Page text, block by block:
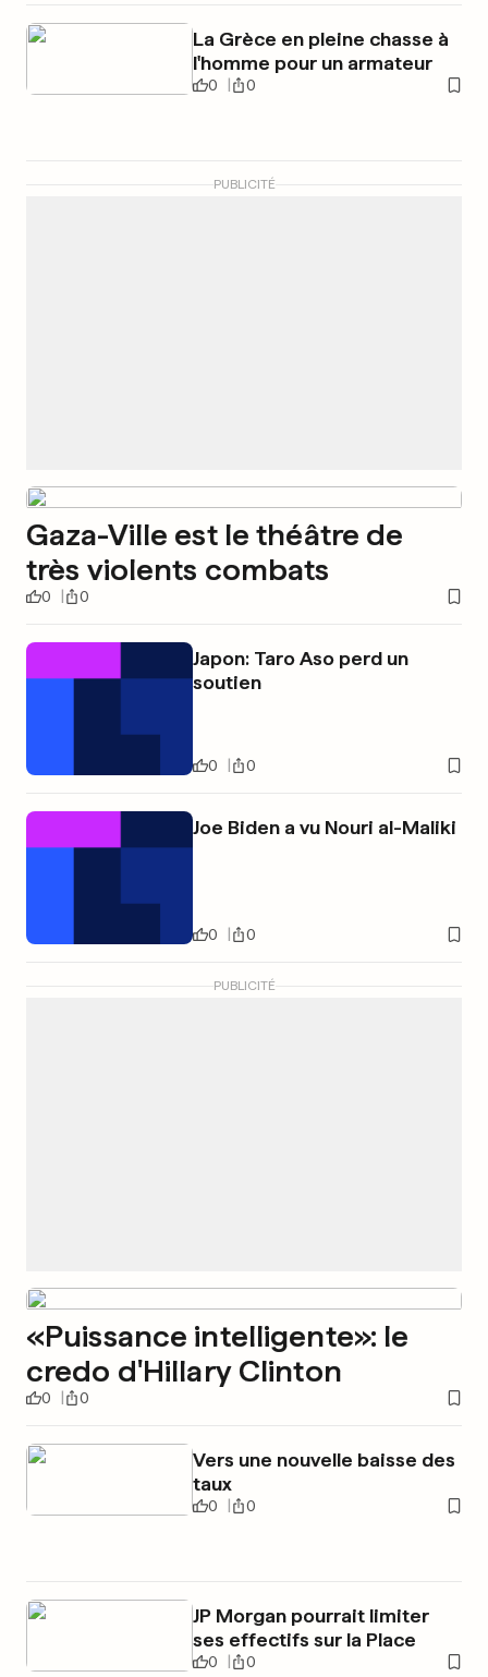
La Grèce en pleine chasse à
l'homme pour un armateur
0 0
PUBLICITÉ
Gaza-Ville est le théâtre de
très violents combats
0 0
Japon: Taro Aso perd un
soutien
0 0
Joe Biden a vu Nouri al-Maliki
0 0
PUBLICITÉ
«Puissance intelligente»: le
credo d'Hillary Clinton
0 0
Vers une nouvelle baisse des
taux
0 0
JP Morgan pourrait limiter
ses effectifs sur la Place
0 0